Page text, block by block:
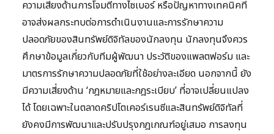
ความเสี่ยงด้านการโจมตีทางไซเบอร์ หรือปัญหาทางเทคนิคที่
อาจส่งผลกระทบต่อการดำเนินงานและการรักษาความ
ปลอดภัยของสินทรัพย์ดิจิทัลของนักลงทุน นักลงทุนจึงควร
ศึกษาข้อมูลเกี่ยวกับทีมผู้พัฒนา ประวัติของแพลตฟอร์ม และ
มาตรการรักษาความปลอดภัยที่ใช้อย่างละเอียด นอกจากนี้ ยัง
มีความเสี่ยงด้าน ‘กฎหมายและกฎระเบียบ’ ที่อาจเปลี่ยนแปลง
ได้ โดยเฉพาะในตลาดคริปโตเคอร์เรนซีและสินทรัพย์ดิจิทัลที่
ยังคงมีการพัฒนาและปรับปรุงกฎเกณฑ์อยู่เสมอ การลงทุน